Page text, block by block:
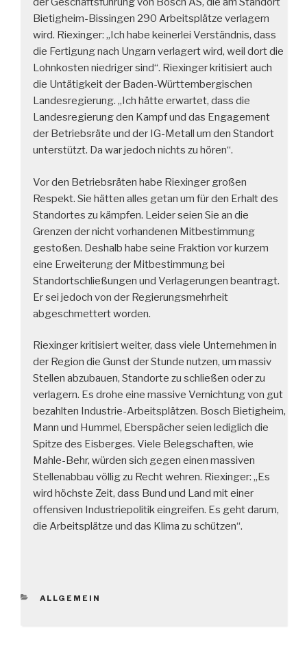
Bietigheim-Bissingen 290 Arbeitsplätze verlagern
wird. Riexinger: „Ich habe keinerlei Verständnis, dass
die Fertigung nach Ungarn verlagert wird, weil dort die
Lohnkosten niedriger sind“. Riexinger kritisiert auch
die Untätigkeit der Baden-Württembergischen
Landesregierung. „Ich hätte erwartet, dass die
Landesregierung den Kampf und das Engagement
der Betriebsräte und der IG-Metall um den Standort
unterstützt. Da war jedoch nichts zu hören“.
Vor den Betriebsräten habe Riexinger großen
Respekt. Sie hätten alles getan um für den Erhalt des
Standortes zu kämpfen. Leider seien Sie an die
Grenzen der nicht vorhandenen Mitbestimmung
gestoßen. Deshalb habe seine Fraktion vor kurzem
eine Erweiterung der Mitbestimmung bei
Standortschließungen und Verlagerungen beantragt.
Er sei jedoch von der Regierungsmehrheit
abgeschmettert worden.
Riexinger kritisiert weiter, dass viele Unternehmen in
der Region die Gunst der Stunde nutzen, um massiv
Stellen abzubauen, Standorte zu schließen oder zu
verlagern. Es drohe eine massive Vernichtung von gut
bezahlten Industrie-Arbeitsplätzen. Bosch Bietigheim,
Mann und Hummel, Eberspächer seien lediglich die
Spitze des Eisberges. Viele Belegschaften, wie
Mahle-Behr, würden sich gegen einen massiven
Stellenabbau völlig zu Recht wehren. Riexinger: „Es
wird höchste Zeit, dass Bund und Land mit einer
offensiven Industriepolitik eingreifen. Es geht darum,
die Arbeitsplätze und das Klima zu schützen“.
KATEGORIEN
ALLGEMEIN